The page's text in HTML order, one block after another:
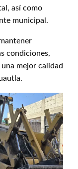
así como
municipal.
condiciones,
mejor calidad